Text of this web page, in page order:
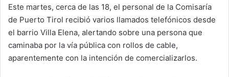
Este martes, cerca de las 18, el personal de la Comisaría
de Puerto Tirol recibió varios llamados telefónicos desde
el barrio Villa Elena, alertando sobre una persona que
caminaba por la vía pública con rollos de cable,
aparentemente con la intención de comercializarlos.